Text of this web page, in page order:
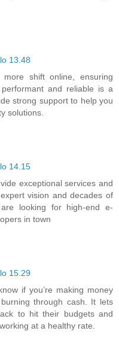
13.48
shift online, ensuring
and reliable is a
strong support to help you
solutions.
14.15
exceptional services and
vision and decades of
looking for high-end e-
in town
15.29
if you’re making money
through cash. It lets
to hit their budgets and
at a healthy rate.